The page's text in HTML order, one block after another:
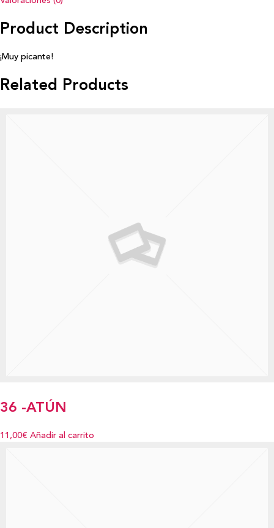
Product Description
¡Muy picante!
Related Products
36 -ATÚN
11,00€ Añadir al carrito